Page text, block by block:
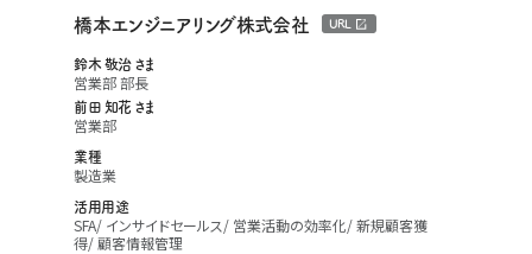
橋本エンジニアリング株式会社 URL
鈴木 敬治 さま
営業部 部長
前田 知花 さま
営業部
業種
製造業
活用用途
SFA インサイドセールス 営業活動の効率化 新規顧客獲
得 顧客情報管理